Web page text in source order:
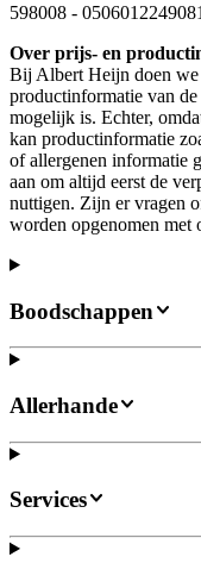
598008 -
Over prijs- en
Bij Albert Heijn doen we
productinformatie van
mogelijk is. Echter,
kan productinformatie
of allergenen informatie
aan om altijd eerst de
nuttigen. Zijn er vragen
worden opgenomen met
Boodschappen
Allerhande
Services